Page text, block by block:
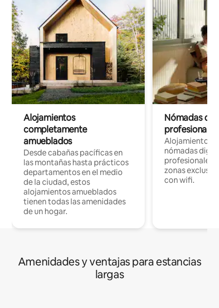
Alojamientos
completamente
amueblados
Desde cabañas pacíficas en
las montañas hasta prácticos
departamentos en el medio
de la ciudad, estos
alojamientos amueblados
tienen todas las amenidades
de un hogar.
Nómadas
Alojamientos
nómadas
profesionales
zonas
con wifi.
Amenidades y ventajas para estancias
largas